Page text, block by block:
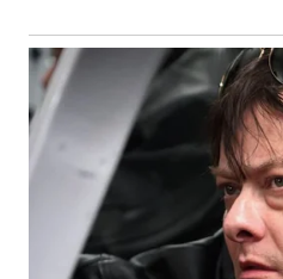
WN
MALUT
WN